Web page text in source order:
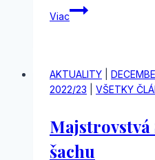
Viac
MLADÝ
FILMOVÝ
AKTUALITY
2022/23
VŠETKY
Majstrovstvá
šachu